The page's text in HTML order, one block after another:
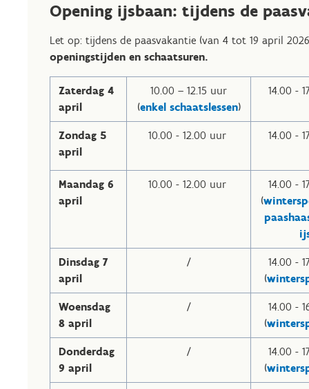
Opening ijsbaan: tijdens de
Let op: tijdens de paasvakantie (van 4 tot 19 april
openingstijden en schaatsuren.
Zaterdag 4
april
10.00 – 12.15 uur
(enkel schaatslessen)
14.00 -
Zondag 5
april
10.00 - 12.00 uur 14.00 -
Maandag 6
april
10.00 - 12.00 uur
14.00 -
(
Dinsdag 7
april
/
14.00 -
(
Woensdag
8 april
/
14.00 -
(
Donderdag
9 april
/
14.00 -
(